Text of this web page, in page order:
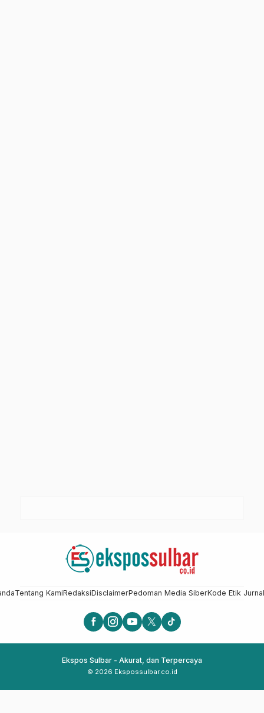
Tentang KamiRedaksiDisclaimerPedoman Media SiberKode Etik
Ekspos Sulbar - Akurat, dan Terpercaya
© 2026 Ekspossulbar.co.id